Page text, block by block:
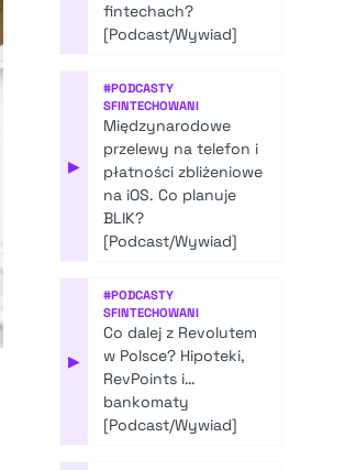
fintechach?
[Podcast/Wywiad]
▶
#PODCASTY
SFINTECHOWANI
Międzynarodowe
przelewy na telefon i
płatności zbliżeniowe
na iOS. Co planuje
BLIK?
[Podcast/Wywiad]
▶
#PODCASTY
SFINTECHOWANI
Co dalej z Revolutem
w Polsce? Hipoteki,
RevPoints i…
bankomaty
[Podcast/Wywiad]